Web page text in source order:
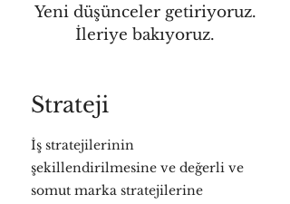
Yeni düşünceler getiriyoruz.
İleriye bakıyoruz.
Strateji
İş stratejilerinin
şekillendirilmesine ve değerli ve
somut marka stratejilerine